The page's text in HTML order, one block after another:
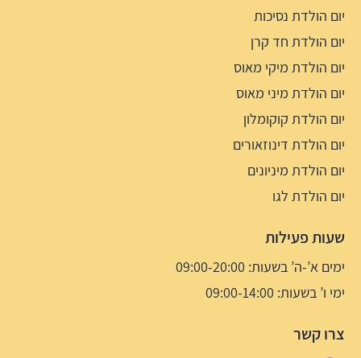
יום הולדת נסיכות
יום הולדת חד קרן
יום הולדת מיקי מאוס
יום הולדת מיני מאוס
יום הולדת קוקומלון
יום הולדת דינוזאורים
יום הולדת מיניונים
יום הולדת לגו
שעות פעילות
ימים א’-ה’ בשעות: 09:00-20:00
ימי ו’ בשעות: 09:00-14:00
צרו קשר